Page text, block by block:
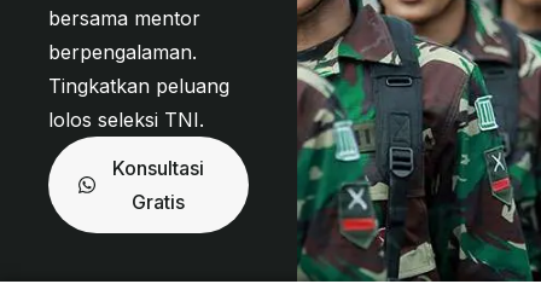
bersama mentor
berpengalaman.
Tingkatkan peluang
lolos seleksi TNI.
Konsultasi
Gratis